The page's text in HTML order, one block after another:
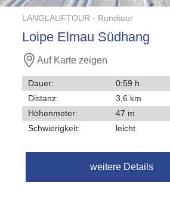
LANGLAUFTOUR - Rundtour
Loipe Elmau Südhang
Auf Karte zeigen
Dauer:
0:59 h
Distanz:
3,6 km
Höhenmeter:
47 m
Schwierigkeit:
leicht
weitere Details